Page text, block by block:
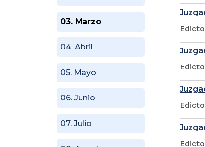
03. Marzo
04. Abril
05. Mayo
06. Junio
07. Julio